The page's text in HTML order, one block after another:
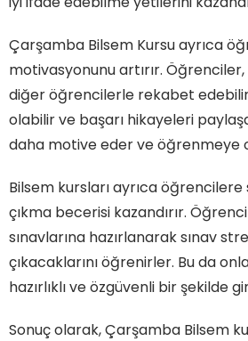
Çarşamba Bilsem Kursu ayrıca
motivasyonunu artırır. Öğrenciler,
diğer öğrencilerle rekabet
olabilir ve başarı hikayeleri
daha motive eder ve öğrenmeye
Bilsem kursları ayrıca
çıkma becerisi kazandırır.
sınavlarına hazırlanarak sınav
çıkacaklarını öğrenirler. Bu da
hazırlıklı ve özgüvenli bir şekilde
Sonuç olarak, Çarşamba Bilsem